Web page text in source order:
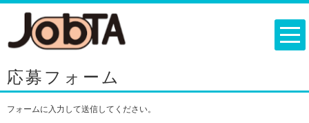
応募フォーム
フォームに入力して送信してください。